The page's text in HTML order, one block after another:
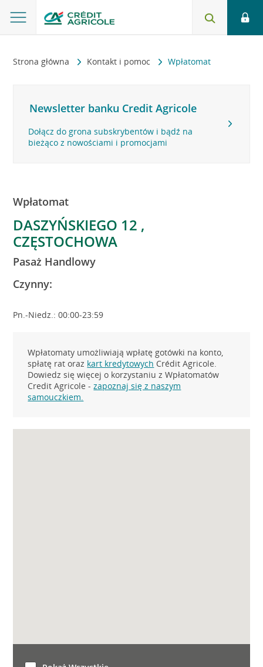
Strona główna Kontakt i pomoc Wpłatomat
Newsletter banku Credit Agricole
Dołącz do grona subskrybentów i bądź na
bieżąco z nowościami i promocjami
Wpłatomat
DASZYŃSKIEGO 12 ,
CZĘSTOCHOWA
Pasaż Handlowy
Czynny:
Pn.-Niedz.: 00:00-23:59
Wpłatomaty umożliwiają wpłatę gotówki na konto,
spłatę rat oraz kart kredytowych Crédit Agricole.
Dowiedz się więcej o korzystaniu z Wpłatomatów
Credit Agricole -zapoznaj się z naszym
samouczkiem.